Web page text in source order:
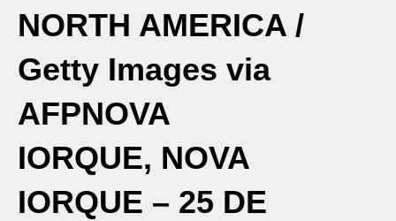
NORTH AMERICA /
Getty Images via
AFPNOVA
IORQUE, NOVA
IORQUE – 25 DE